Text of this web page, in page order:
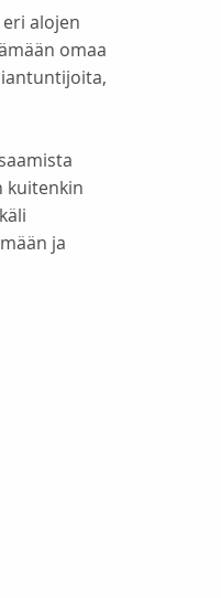
alojen
omaa
kuitenkin
ja